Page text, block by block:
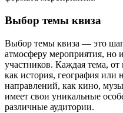
Выбор темы квиза
Выбор темы квиза — это
атмосферу мероприятия, но
участников. Каждая тема, от
как история, география или
направлений, как кино,
имеет свои уникальные
различные аудитории.